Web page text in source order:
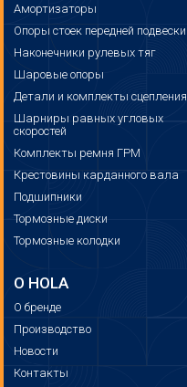
О HOLA
О бренде
Производство
Новости
Контакты
Амортизаторы
Опоры стоек передней подвески
Наконечники рулевых тяг
Шаровые опоры
Детали и комплекты сцепления
Шарниры равных угловых
скоростей
Комплекты ремня ГРМ
Крестовины карданного вала
Подшипники
Тормозные диски
Тормозные колодки